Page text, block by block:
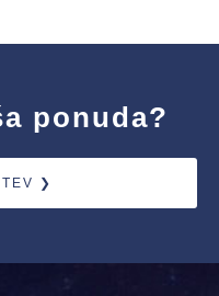
ponuda?
❯